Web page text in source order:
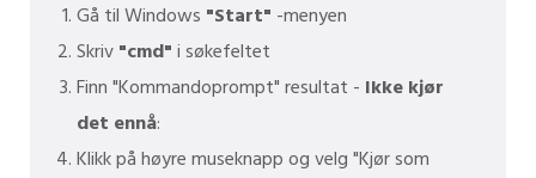
Gå til Windows "Start" -menyen
Skriv"cmd"i søkefeltet
Finn "Kommandoprompt" resultat - Ikke kjør
det ennå:
Klikk på høyre museknapp og velg "Kjør som